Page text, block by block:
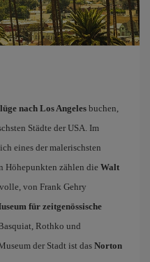
nach Los Angelesbuchen,
Städte der USA. Im
eines der malerischsten
Höhepunkten zählen die Walt
von Frank Gehry
für zeitgenössische
Rothko und
der Stadt ist das Norton